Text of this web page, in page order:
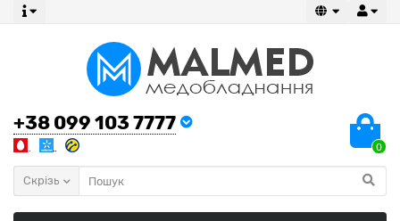
+38 099 103 7777
0
Скрізь